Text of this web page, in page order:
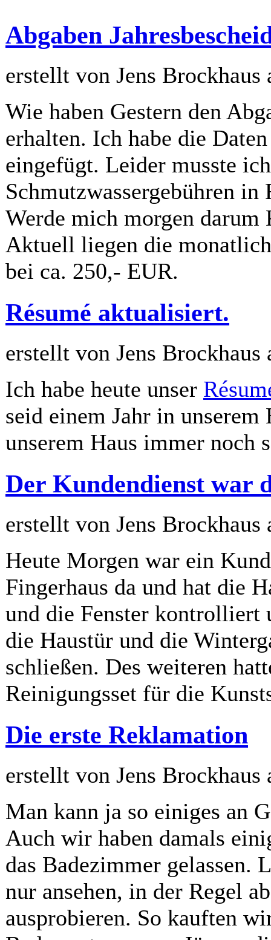
Abgaben
erstellt von Jens Brockhaus
Wie haben Gestern den
erhalten. Ich habe die
eingefügt. Leider musste
Schmutzwassergebühren
Werde mich morgen darum
Aktuell liegen die
bei ca. 250,- EUR.
Résumé aktualisiert.
erstellt von Jens Brockhaus
Ich habe heute unser
seid einem Jahr in
unserem Haus immer noch
Der Kundendienst war
erstellt von Jens Brockhaus
Heute Morgen war ein
Fingerhaus da und hat die
und die Fenster kontrolliert
die Haustür und die
schließen. Des weiteren
Reinigungsset für die
Die erste Reklamation
erstellt von Jens Brockhaus
Man kann ja so einiges an
Auch wir haben damals
das Badezimmer gelassen.
nur ansehen, in der Regel
ausprobieren. So kauften